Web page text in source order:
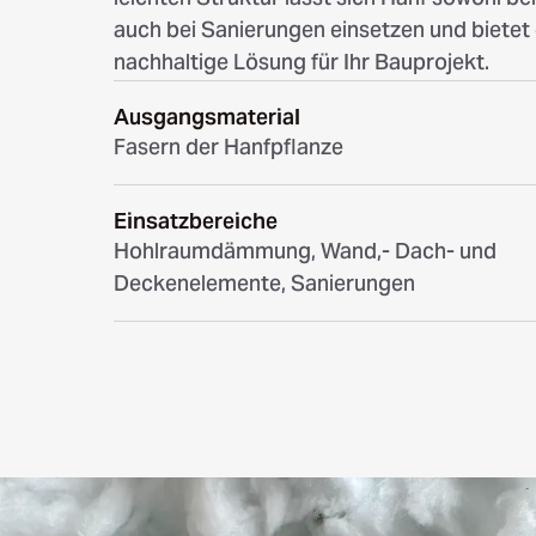
auch bei Sanierungen einsetzen und
nachhaltige Lösung für Ihr Bauprojekt.
Ausgangsmaterial
Fasern der Hanfpflanze
Einsatzbereiche
Hohlraumdämmung, Wand,- Dach- und
Deckenelemente, Sanierungen